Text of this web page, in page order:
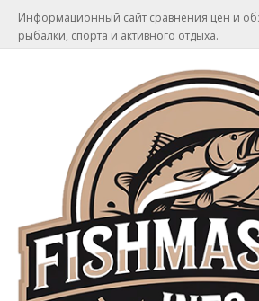
Информационный сайт сравнения цен и
рыбалки, спорта и активного отдыха.